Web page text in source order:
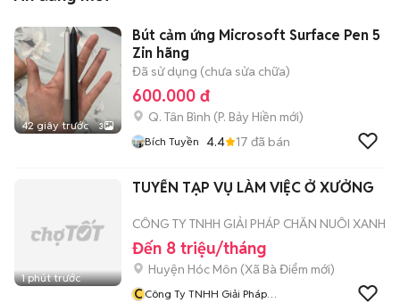
42 giây trước 3
Bút cảm ứng Microsoft Surface Pen 5
Zin hãng
Đã sử dụng (chưa sửa chữa)
600.000 đ
Q. Tân Bình (P. Bảy Hiền mới)
Bích Tuyền 4.4 17 đã bán
1 phút trước
TUYỂN TẠP VỤ LÀM VIỆC Ở XƯỞNG
CÔNG TY TNHH GIẢI PHÁP CHĂN NUÔI XANH
Đến 8 triệu/tháng
Huyện Hóc Môn (Xã Bà Điểm mới)
CCông Ty TNHH Giải Pháp